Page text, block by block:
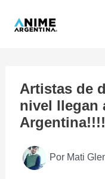
Artistas de
nivel llegan
Argentina!!!!
Por Mati